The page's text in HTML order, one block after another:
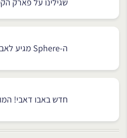
ה-Sphere מגיע לאבו דאבי – כל הפרטים
חדש באבו דאבי!